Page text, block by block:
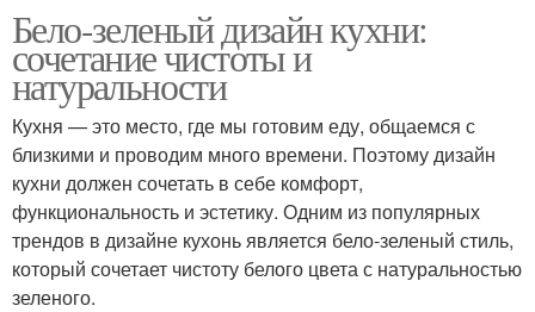
Бело-зеленый дизайн кухни:
сочетание чистоты и
натуральности
Кухня — это место, где мы готовим еду, общаемся с
близкими и проводим много времени. Поэтому дизайн
кухни должен сочетать в себе комфорт,
функциональность и эстетику. Одним из популярных
трендов в дизайне кухонь является бело-зеленый стиль,
который сочетает чистоту белого цвета с натуральностью
зеленого.